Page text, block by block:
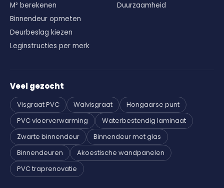
M² berekenen
Binnendeur opmeten
Deurbeslag kiezen
Leginstructies per merk
Duurzaamheid
Veel gezocht
Visgraat PVC Walvisgraat
Hongaarse punt
PVC vloerverwarming
Waterbestendig laminaat
Zwarte binnendeur
Binnendeur met glas
Binnendeuren
Akoestische wandpanelen
PVC traprenovatie